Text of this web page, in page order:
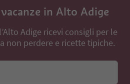
in Alto Adige
Adige ricevi consigli per le
non perdere e ricette tipiche.